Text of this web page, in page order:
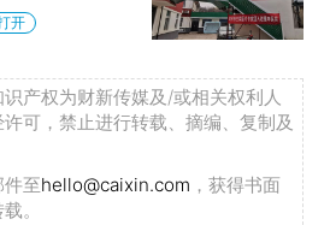
开
产权为财新传媒及/或相关权利人
可，禁止进行转载、摘编、复制及
至hello@caixin.com ，获得书面
。